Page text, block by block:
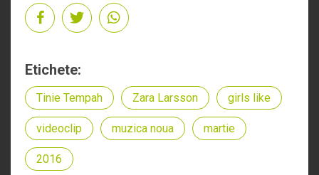
Etichete:
Tinie Tempah Zara Larsson girls like
videoclip muzica noua martie
2016